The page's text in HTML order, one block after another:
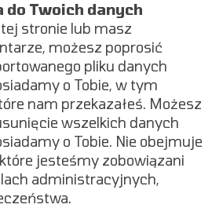
do Twoich danych
stronie lub masz
możesz poprosić
pliku danych
o Tobie, w tym
nam przekazałeś. Możesz
wszelkich danych
o Tobie. Nie obejmuje
jesteśmy zobowiązani
administracyjnych,